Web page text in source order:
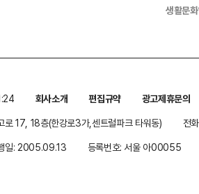
생활문
회사소개 편집규약
광고제휴문의
로 17, 18층(한강로3가,센트럴파크 타워동)
전
일: 2005.09.13 등록번호: 서울 아00055